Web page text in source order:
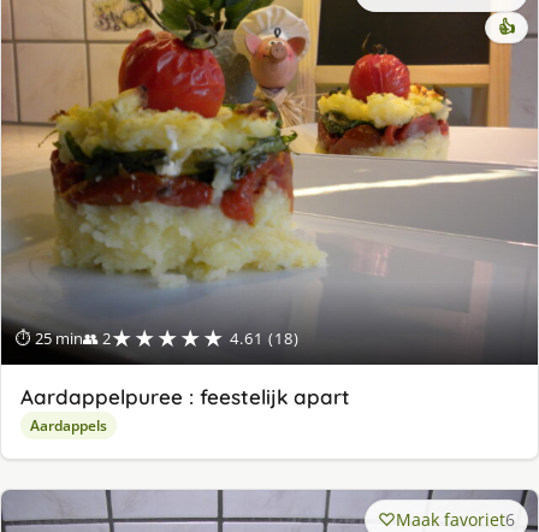
⏱ 25 min👥 2★★★★★ 4.61 (18)
👍
Aardappelpuree : feestelijk apart
Aardappels
Maak favoriet6